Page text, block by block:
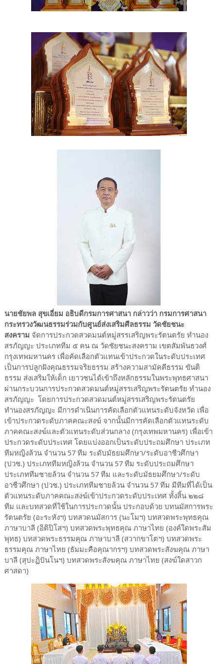
นายชัยพล สุขเอี่ยม อธิบดีกรมการศาสนา กล่าวว่า กรมการศาสนา
กระทรวงวัฒนธรรมร่วมกับศูนย์ส่งเสริมศีลธรรม วัดชัยชนะ
สงคราม จัดการประกวดสวดมนต์หมู่สรรเสริญพระรัตนตรัย ทำนอง
สรภัญญะ ประเภททีม ๕ คน ณ วัดชัยชนะสงคราม เขตสัมพันธวงศ์
กรุงเทพมหานคร เพื่อคัดเลือกตัวแทนเข้าประกวดในระดับประเทศ
เป็นการปลูกฝังคุณธรรมจริยธรรม สร้างความสามัคคีธรรม ขันติ
ธรรม ส่งเสริมให้เด็ก เยาวชนได้เข้าถึงหลักธรรมในพระพุทธศาสนา
ผ่านกระบวนการประกวดสวดมนต์หมู่สรรเสริญพระรัตนตรัย ทำนอง
สรภัญญะ โดยการประกวดสวดมนต์หมู่สรรเสริญพระรัตนตรัย
ทำนองสรภัญญะ มีการดำเนินการคัดเลือกตัวแทนระดับจังหวัด เพื่อ
เข้าประกวดระดับภาคคณะสงฆ์ จากนั้นมีการคัดเลือกตัวแทนระดับ
ภาคคณะสงฆ์และตัวแทนระดับส่วนกลาง (กรุงเทพมหานคร) เพื่อเข้า
ประกวดระดับประเทศ โดยแบ่งออกเป็นระดับประถมศึกษา ประเภท
ทีมหญิงล้วน จำนวน 57 ทีม ระดับมัธยมศึกษา/ระดับอาชีวศึกษา
(ปวช.) ประเภททีมหญิงล้วน จำนวน 57 ทีม ระดับประถมศึกษา
ประเภททีมชายล้วน จำนวน 57 ทีม และระดับมัธยมศึกษา/ระดับ
อาชีวศึกษา (ปวช.) ประเภททีมชายล้วน จำนวน 57 ทีม มีทีมที่ได้เป็น
ตัวแทนระดับภาคคณะสงฆ์เข้าประกวดระดับประเทศ ทั้งสิ้น ๒๒๘
ทีม และบทสวดที่ใช้ในการประกวดนั้น ประกอบด้วย บทนมัสการพระ
รัตนตรัย (อะระหังฯ) บทสวดนมัสการ (นะโมฯ) บทสวดพระพุทธคุณ
ภาษาบาลี (อิติปิโสฯ) บทสวดพระพุทธคุณ ภาษาไทย (องค์ใดพระสัม
พุทธ) บทสวดพระธรรมคุณ ภาษาบาลี (สวากขาโตฯ) บทสวดพระ
ธรรมคุณ ภาษาไทย (ธัมมะคือคุณากรฯ) บทสวดพระสังฆคุณ ภาษา
บาลี (สุปะฏิปันโนฯ) บทสวดพระสังฆคุณ ภาษาไทย (สงฆ์ใดสาวก
ศาสดา)